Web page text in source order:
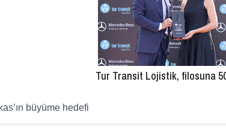
Tur Transit Lojistik, filosuna
büyüme hedefi